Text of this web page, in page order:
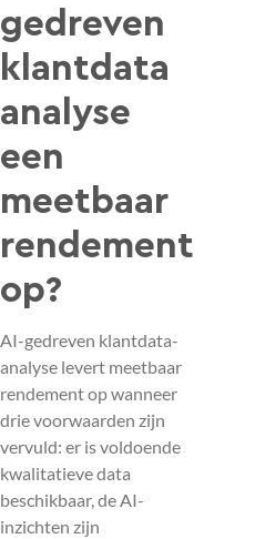
gedreven
klantdata
analyse
een
meetbaar
rendement
op?
AI-gedreven klantdata-
analyse levert meetbaar
rendement op wanneer
drie voorwaarden zijn
vervuld: er is voldoende
kwalitatieve data
beschikbaar, de AI-
inzichten zijn